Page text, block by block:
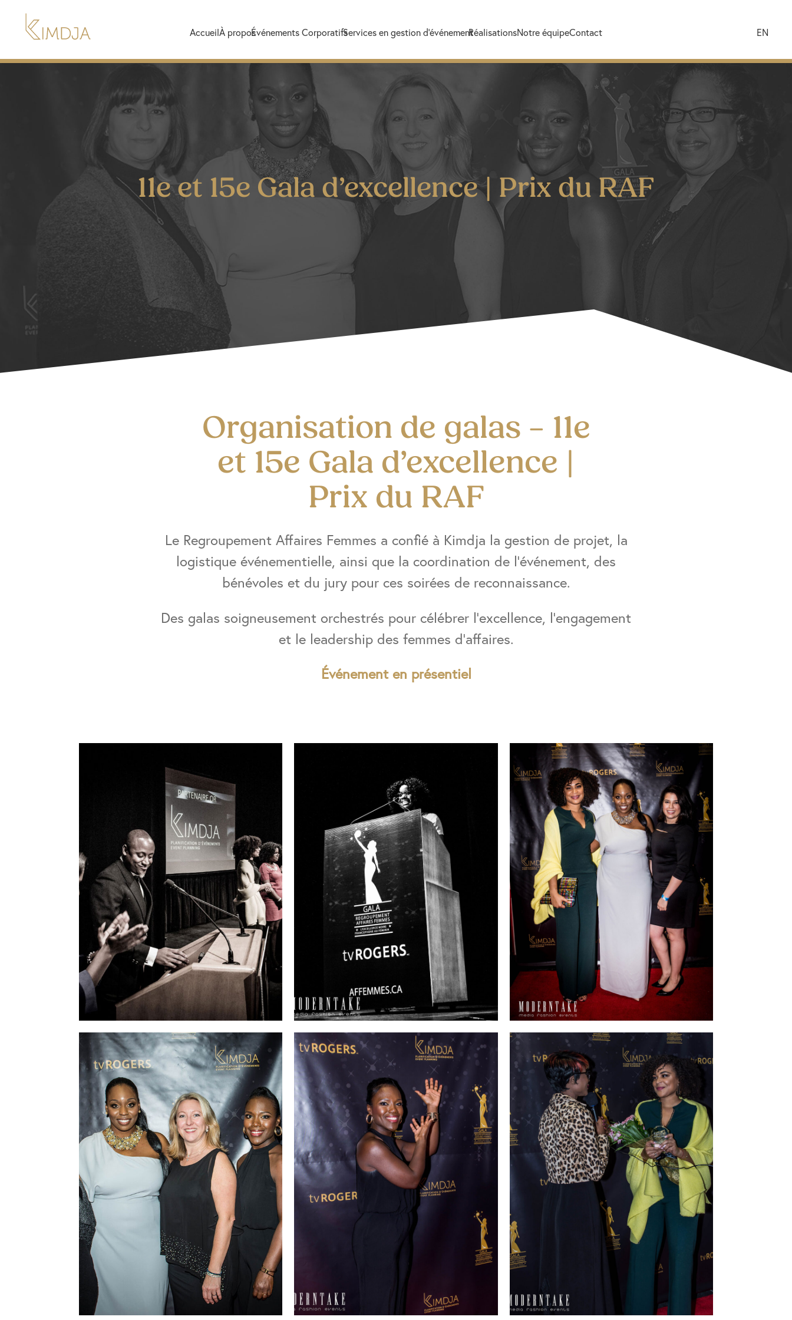
AccueilÀ proposÉvénements CorporatifsServices en gestion d’événementRéalisationsNotre équipeContact EN
11e et 15e Gala d’excellence | Prix du RAF
Organisation de galas – 11e
et 15e Gala d’excellence |
Prix du RAF
Le Regroupement Affaires Femmes a confié à Kimdja la gestion de projet, la
logistique événementielle, ainsi que la coordination de l’événement, des
bénévoles et du jury pour ces soirées de reconnaissance.
Des galas soigneusement orchestrés pour célébrer l’excellence, l’engagement
et le leadership des femmes d’affaires.
Événement en présentiel